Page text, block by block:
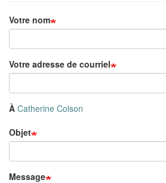
Votre nom
Votre adresse de courriel
À Catherine Colson
Objet
Message